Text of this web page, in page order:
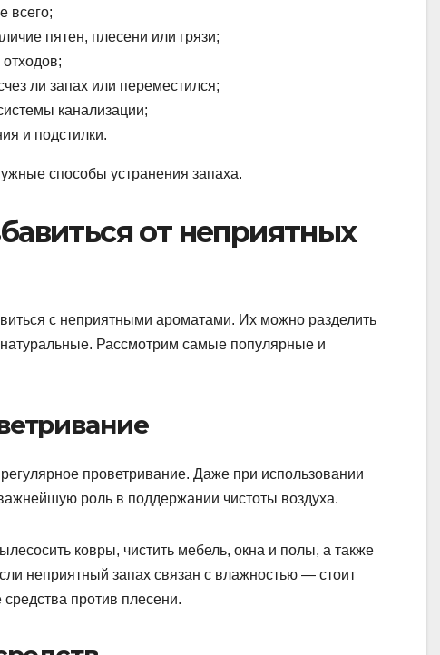
всего;
пятен, плесени или грязи;
ли запах или переместился;
канализации;
и подстилки.
способы устранения запаха.
от неприятных
с неприятными ароматами. Их можно разделить
Рассмотрим самые популярные и
проветривание. Даже при использовании
роль в поддержании чистоты воздуха.
ковры, чистить мебель, окна и полы, а также
неприятный запах связан с влажностью — стоит
против плесени.